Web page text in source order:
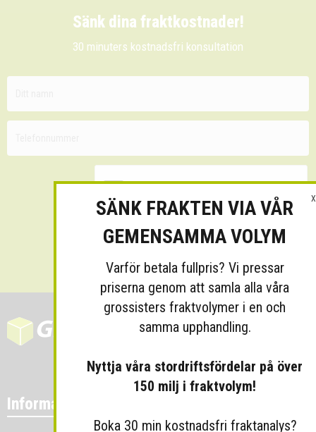
Sänk dina fraktkostnader!
30 minuters kostnadsfri konsultation
Skicka
Information
X
SÄNK FRAKTEN VIA VÅR
GEMENSAMMA VOLYM
Varför betala fullpris? Vi pressar
priserna genom att samla alla våra
grossisters fraktvolymer i en och
samma upphandling.
Nyttja våra stordriftsfördelar på över
150 milj i fraktvolym!
Boka 30 min kostnadsfri fraktanalys?